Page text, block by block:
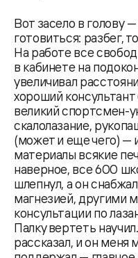
Вот засело в голову
готовиться: разбег,
На работе все
в кабинете на
увеличивал
хороший
великий спортсмен-
скалолазание,
(может и еще чего) —
материалы всякие
наверное, все 600
шлепнул, а он
магнезией, другими
консультации по
Палку вертеть
рассказал, и он меня